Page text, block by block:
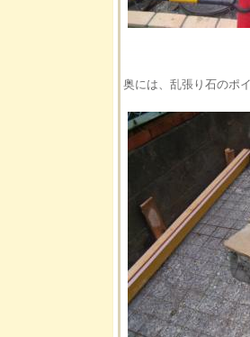
奥には、乱張り石のポ